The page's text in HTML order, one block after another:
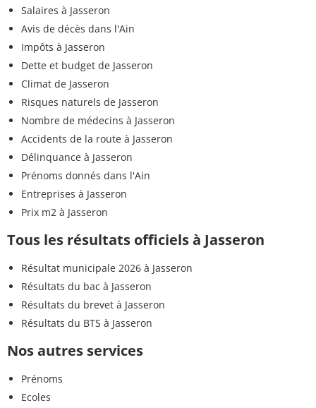
Salaires à Jasseron
Avis de décès dans l'Ain
Impôts à Jasseron
Dette et budget de Jasseron
Climat de Jasseron
Risques naturels de Jasseron
Nombre de médecins à Jasseron
Accidents de la route à Jasseron
Délinquance à Jasseron
Prénoms donnés dans l'Ain
Entreprises à Jasseron
Prix m2 à Jasseron
Tous les résultats officiels à Jasseron
Résultat municipale 2026 à Jasseron
Résultats du bac à Jasseron
Résultats du brevet à Jasseron
Résultats du BTS à Jasseron
Nos autres services
Prénoms
Ecoles